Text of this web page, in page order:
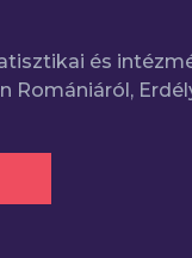
és
Romániáról,